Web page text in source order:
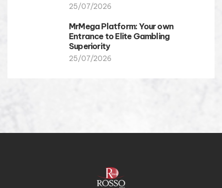
25/07/2026
MrMega Platform: Your own
Entrance to Elite Gambling
Superiority
25/07/2026